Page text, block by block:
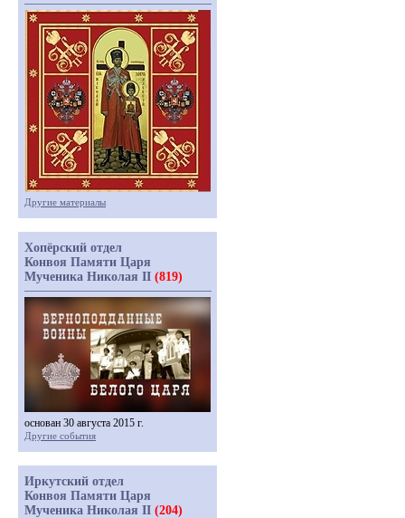
Другие материалы
Хопёрский отдел
Конвоя Памяти Царя
Мученика Николая II (819)
основан 30 августа 2015 г.
Другие события
Иркутский отдел
Конвоя Памяти Царя
Мученика Николая II (204)